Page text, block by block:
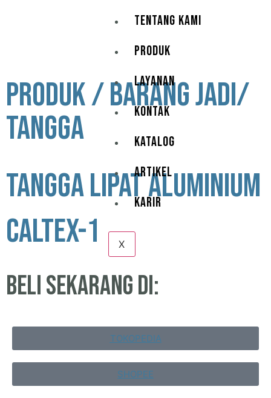
TENTANG KAMI
PRODUK
LAYANAN
KONTAK
KATALOG
ARTIKEL
KARIR
X
PRODUK / BARANG JADI/
TANGGA
TANGGA LIPAT ALUMINIUM
caltex-1
beli sekarang di:
TOKOPEDIA
SHOPEE